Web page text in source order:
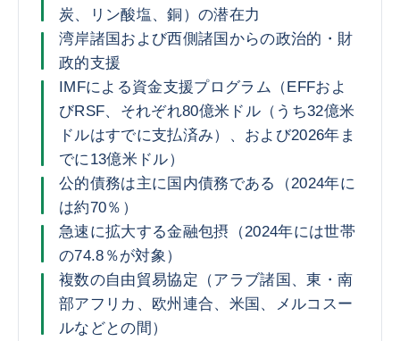
炭、リン酸塩、銅）の潜在力
湾岸諸国および西側諸国からの政治的・財
政的支援
IMFによる資金支援プログラム（EFFおよ
びRSF、それぞれ80億米ドル（うち32億米
ドルはすでに支払済み）、および2026年ま
でに13億米ドル）
公的債務は主に国内債務である（2024年に
は約70％）
急速に拡大する金融包摂（2024年には世帯
の74.8％が対象）
複数の自由貿易協定（アラブ諸国、東・南
部アフリカ、欧州連合、米国、メルコスー
ルなどとの間）